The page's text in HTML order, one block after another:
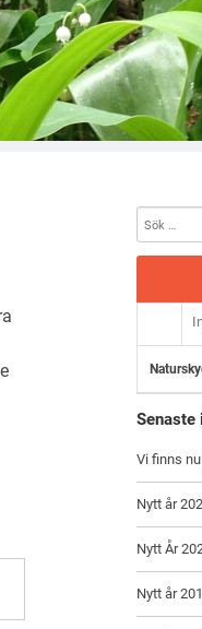
Senaste
Vi finns
Nytt år
Nytt År
Nytt år